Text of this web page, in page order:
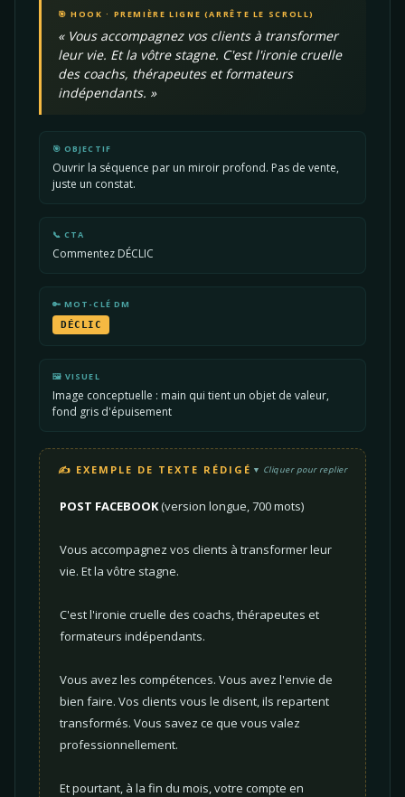
🎯 HOOK · PREMIÈRE LIGNE (ARRÊTE LE SCROLL)
« Vous accompagnez vos clients à transformer
leur vie. Et la vôtre stagne. C'est l'ironie cruelle
des coachs, thérapeutes et formateurs
indépendants. »
🎯 OBJECTIF
Ouvrir la séquence par un miroir profond. Pas de vente,
juste un constat.
📞 CTA
Commentez DÉCLIC
🔑 MOT-CLÉ DM
DÉCLIC
🖼️ VISUEL
Image conceptuelle : main qui tient un objet de valeur,
fond gris d'épuisement
✍️ EXEMPLE DE TEXTE RÉDIGÉ Cliquer pour replier
POST FACEBOOK(version longue, 700 mots)
Vous accompagnez vos clients à transformer leur
vie. Et la vôtre stagne.
C'est l'ironie cruelle des coachs, thérapeutes et
formateurs indépendants.
Vous avez les compétences. Vous avez l'envie de
bien faire. Vos clients vous le disent, ils repartent
transformés. Vous savez ce que vous valez
professionnellement.
Et pourtant, à la fin du mois, votre compte en